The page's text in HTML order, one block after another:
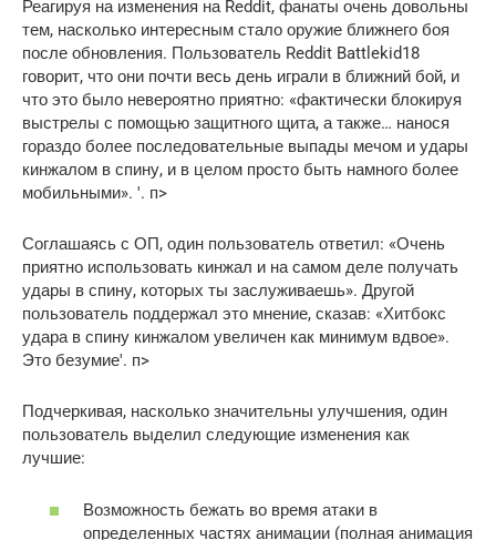
Реагируя на изменения на Reddit, фанаты очень довольны
тем, насколько интересным стало оружие ближнего боя
после обновления. Пользователь Reddit Battlekid18
говорит, что они почти весь день играли в ближний бой, и
что это было невероятно приятно: «фактически блокируя
выстрелы с помощью защитного щита, а также… нанося
гораздо более последовательные выпады мечом и удары
кинжалом в спину, и в целом просто быть намного более
мобильными». '. п>
Соглашаясь с ОП, один пользователь ответил: «Очень
приятно использовать кинжал и на самом деле получать
удары в спину, которых ты заслуживаешь». Другой
пользователь поддержал это мнение, сказав: «Хитбокс
удара в спину кинжалом увеличен как минимум вдвое».
Это безумие'. п>
Подчеркивая, насколько значительны улучшения, один
пользователь выделил следующие изменения как
лучшие:
Возможность бежать во время атаки в
определенных частях анимации (полная анимация